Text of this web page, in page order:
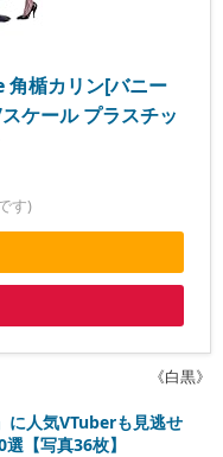
楯カリン[バニー
ケール プラスチッ
す)
《白黒》
に人気VTuberも見逃せ
【写真36枚】